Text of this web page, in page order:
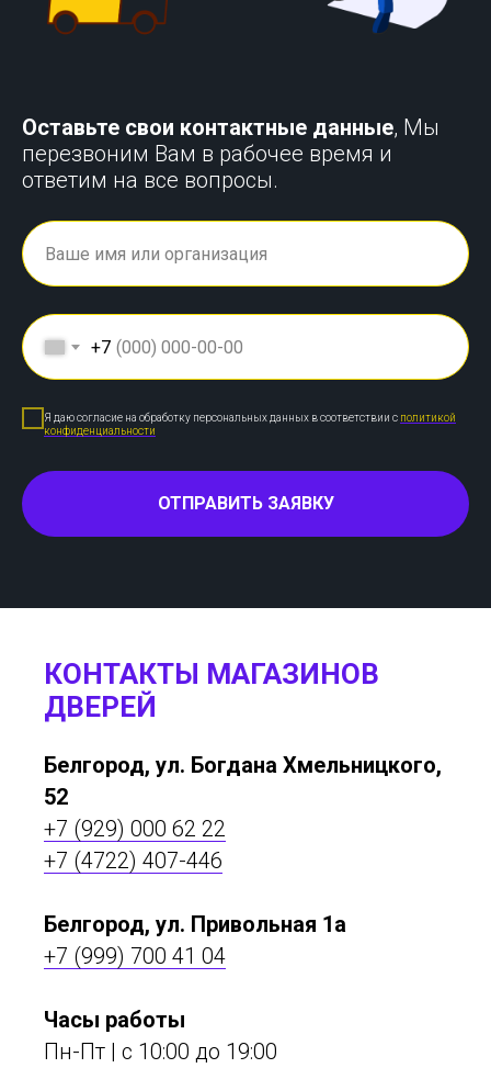
Оставьте свои контактные данные, Мы
перезвоним Вам в рабочее время и
ответим на все вопросы.
+7
Я даю согласие на обработку персональных данных в соответствии с политикой
конфиденциальности
ОТПРАВИТЬ ЗАЯВКУ
КОНТАКТЫ МАГАЗИНОВ
ДВЕРЕЙ
Белгород, ул. Богдана Хмельницкого,
52
+7 (929) 000 62 22
+7 (4722) 407-446
Белгород, ул. Привольная 1а
+7 (999) 700 41 04
Часы работы
Пн-Пт | с 10:00 до 19:00